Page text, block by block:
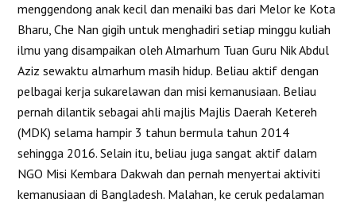
menggendong anak kecil dan menaiki bas dari Melor ke Kota
Bharu, Che Nan gigih untuk menghadiri setiap minggu kuliah
ilmu yang disampaikan oleh Almarhum Tuan Guru Nik Abdul
Aziz sewaktu almarhum masih hidup. Beliau aktif dengan
pelbagai kerja sukarelawan dan misi kemanusiaan. Beliau
pernah dilantik sebagai ahli majlis Majlis Daerah Ketereh
(MDK) selama hampir 3 tahun bermula tahun 2014
sehingga 2016. Selain itu, beliau juga sangat aktif dalam
NGO Misi Kembara Dakwah dan pernah menyertai aktiviti
kemanusiaan di Bangladesh. Malahan, ke ceruk pedalaman